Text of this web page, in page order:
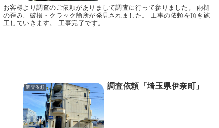
お客様より調査のご依頼がありまして調査に行って参りました。 雨樋
の歪み、破損・クラック箇所が発見されました。 工事の依頼を頂き施
工していきます。 工事完了です。
調査依頼 調査依頼「埼玉県伊奈町」